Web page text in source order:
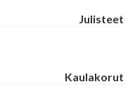
Julisteet
Kaulakorut